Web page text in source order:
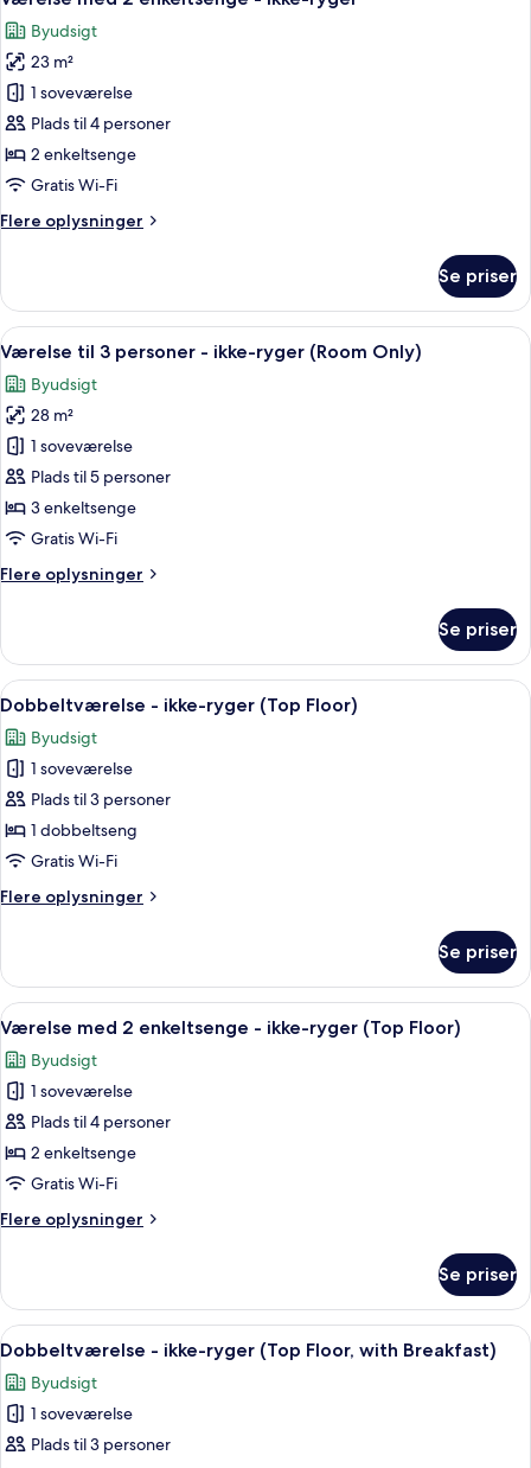
alle
billeder
af
Værelse
med
2
enkeltsenge
ikke-
Byudsigt
23 m²
1 soveværelse
Plads til 4 personer
2 enkeltsenge
Gratis Wi-Fi
Flere oplysninger
Flere
med
enkeltsenge
ikke-
ryger
Se priser
Indlæs
alle
billeder
af
Værelse
til
3
personer
ikke-
Only)
Et hotelværelse med tre senge, et
6
Værelse til 3 personer - ikke-ryger (Room Only)
Byudsigt
28 m²
1 soveværelse
Plads til 5 personer
3 enkeltsenge
Gratis Wi-Fi
Flere oplysninger
Flere
til
personer
ikke-
ryger
(Room
Only)
Se priser
Indlæs
alle
billeder
af
Dobbeltværelse
-
ikke-
(Top
Et hotelværelse med seng, fjernsyn,
9
Dobbeltværelse - ikke-ryger (Top Floor)
Byudsigt
1 soveværelse
Plads til 3 personer
1 dobbeltseng
Gratis Wi-Fi
Flere oplysninger
Flere
-
ikke-
ryger
Floor)
Se priser
Indlæs
alle
billeder
af
Værelse
med
2
-
(Top
Floor)
Et hotelværelse med to senge, et
10
Værelse med 2 enkeltsenge - ikke-ryger (Top Floor)
Byudsigt
1 soveværelse
Plads til 4 personer
2 enkeltsenge
Gratis Wi-Fi
Flere oplysninger
Flere
med
enkeltsenge
ikke-
ryger
(Top
Floor)
Se priser
Indlæs
alle
billeder
af
Dobbeltværelse
Et hotelværelse med seng, fjernsyn,
9
Dobbeltværelse - ikke-ryger (Top Floor, with Breakfast)
Byudsigt
1 soveværelse
Plads til 3 personer